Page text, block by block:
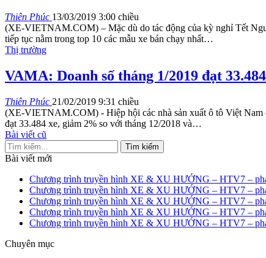
Thiên Phúc 13/03/2019 3:00 chiều
(XE-VIETNAM.COM) – Mặc dù do tác động của kỳ nghỉ Tết
tiếp tục nằm trong top 10 các mẫu xe bán chạy nhất…
Thị trường
VAMA: Doanh số tháng 1/2019 đạt
Thiên Phúc 21/02/2019 9:31 chiều
(XE-VIETNAM.COM) - Hiệp hội các nhà sản xuất ô tô Việt Nam
đạt 33.484 xe, giảm 2% so với tháng 12/2018 và…
Bài viết cũ
Bài viết mới
Chương trình truyền hình XE & XU HƯỚNG – HTV7 –
Chương trình truyền hình XE & XU HƯỚNG – HTV7 –
Chương trình truyền hình XE & XU HƯỚNG – HTV7 –
Chương trình truyền hình XE & XU HƯỚNG – HTV7 –
Chương trình truyền hình XE & XU HƯỚNG – HTV7 –
Chuyên mục